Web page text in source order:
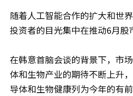
随着人工智能合作的扩大和世
投资者的目光集中在推动6月股
在韩意首脑会谈的背景下，市
体和生物产业的期待不断上升
导体和生物健康列为今年的有